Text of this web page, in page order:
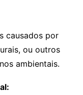
causados por
ou outros
ambientais.